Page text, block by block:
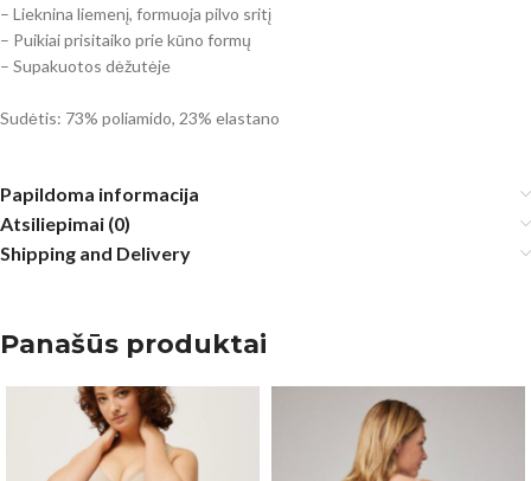
– Lieknina liemenį, formuoja pilvo sritį
– Puikiai prisitaiko prie kūno formų
– Supakuotos dėžutėje
Sudėtis: 73% poliamido, 23% elastano
Papildoma informacija
Atsiliepimai (0)
Shipping and Delivery
Panašūs produktai